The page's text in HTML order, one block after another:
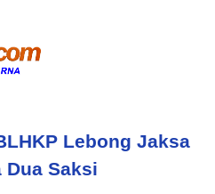
Lebong Jaksa
Dua Saksi